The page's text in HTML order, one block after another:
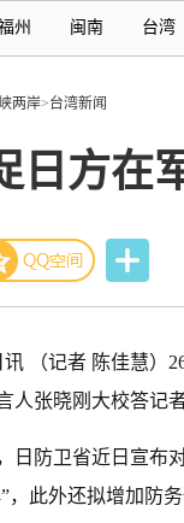
州 闽南 台湾
两岸>台湾新闻
日方在
讯 （记者 陈佳慧）
人张晓刚大校答记者
日防卫省近日宣布
，此外还拟增加防